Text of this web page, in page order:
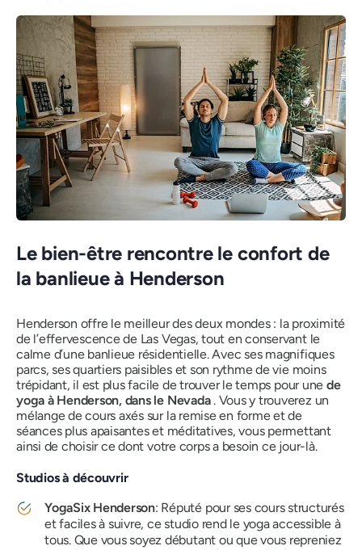
Le bien-être rencontre le confort de
la banlieue à Henderson
Henderson offre le meilleur des deux mondes : la proximité
de l’effervescence de Las Vegas, tout en conservant le
calme d’une banlieue résidentielle. Avec ses magnifiques
parcs, ses quartiers paisibles et son rythme de vie moins
trépidant, il est plus facile de trouver le temps pour une de
yoga à Henderson, dans le Nevada . Vous y trouverez un
mélange de cours axés sur la remise en forme et de
séances plus apaisantes et méditatives, vous permettant
ainsi de choisir ce dont votre corps a besoin ce jour-là.
Studios à découvrir
YogaSix Henderson: Réputé pour ses cours structurés
et faciles à suivre, ce studio rend le yoga accessible à
tous. Que vous soyez débutant ou que vous repreniez